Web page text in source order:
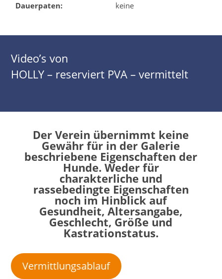
Dauerpaten: keine
Video’s von
HOLLY – reserviert PVA – vermittelt
Der Verein übernimmt keine
Gewähr für in der Galerie
beschriebene Eigenschaften der
Hunde. Weder für
charakterliche und
rassebedingte Eigenschaften
noch im Hinblick auf
Gesundheit, Altersangabe,
Geschlecht, Größe und
Kastrationstatus.
Vermittlungsablauf